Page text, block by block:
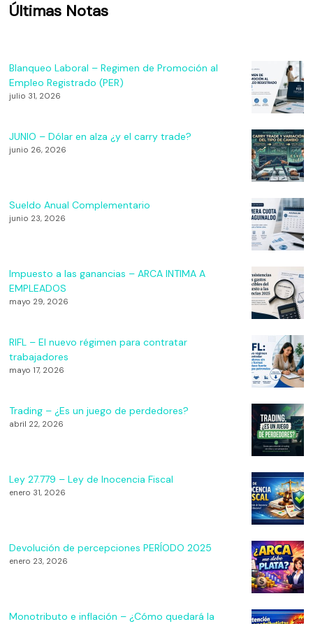
Últimas Notas
Blanqueo Laboral – Regimen de Promoción al
Empleo Registrado (PER)
julio 31, 2026
JUNIO – Dólar en alza ¿y el carry trade?
junio 26, 2026
Sueldo Anual Complementario
junio 23, 2026
Impuesto a las ganancias – ARCA INTIMA A
EMPLEADOS
mayo 29, 2026
RIFL – El nuevo régimen para contratar
trabajadores
mayo 17, 2026
Trading – ¿Es un juego de perdedores?
abril 22, 2026
Ley 27.779 – Ley de Inocencia Fiscal
enero 31, 2026
Devolución de percepciones PERÍODO 2025
enero 23, 2026
Monotributo e inflación – ¿Cómo quedará la